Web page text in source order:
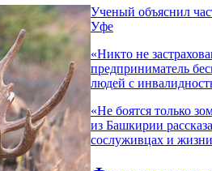
Ученый объяснил
Уфе
«Никто не
предприниматель
людей с
«Не боятся только
из Башкирии
сослуживцах и